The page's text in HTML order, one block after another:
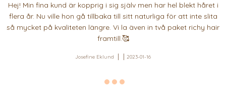
Hej! Min fina kund är kopprig i sig själv men har hel blekt håret i
flera år. Nu ville hon gå tillbaka till sitt naturliga för att inte slita
så mycket på kvaliteten längre. Vi la även in två paket richy hair
framtill.🥰
Josefine Eklund 2023-01-16